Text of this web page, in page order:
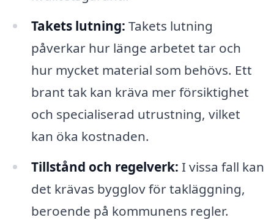
Takets lutning: Takets lutning
påverkar hur länge arbetet tar och
hur mycket material som behövs. Ett
brant tak kan kräva mer försiktighet
och specialiserad utrustning, vilket
kan öka kostnaden.
Tillstånd och regelverk: I vissa fall kan
det krävas bygglov för takläggning,
beroende på kommunens regler.